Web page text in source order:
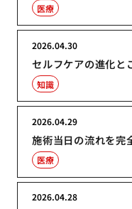
医療
セルフケアの進化と
2026.04.30
知識
施術当日の流れを完
2026.04.29
医療
2026.04.28